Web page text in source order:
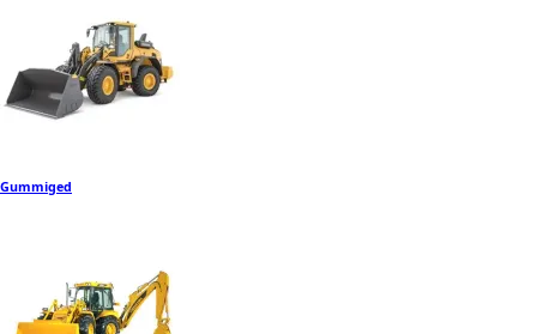
Gummiged